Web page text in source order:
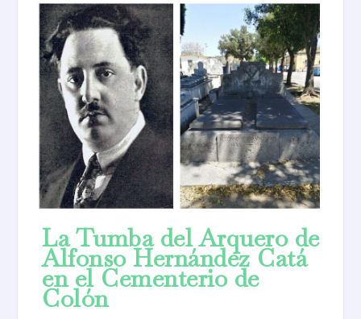
La Tumba del Arquero de
Alfonso Hernández Catá
en el Cementerio de
Colón